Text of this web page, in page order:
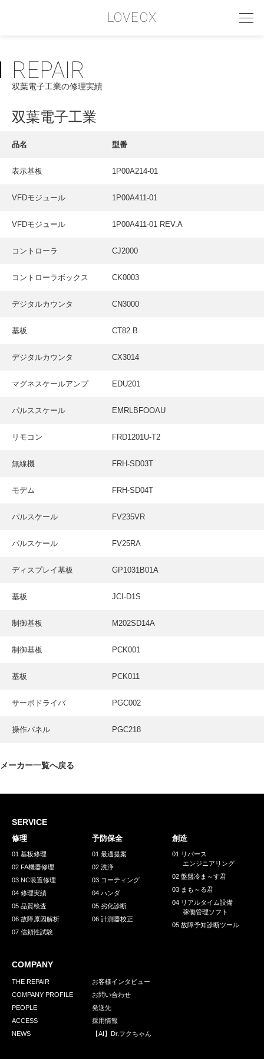
LOVEOX
PHILOSOPHY
フィロソフィー
COMPANY PROFILE
INTERVIEW
お客様インタビュー
RECRUIT
お問い合わせ
REPAIR
双葉電子工業の修理実績
双葉電子工業
品名 型番
表示基板 1P00A214-01
VFDモジュール 1P00A411-01
VFDモジュール 1P00A411-01 REV.A
コントローラ CJ2000
コントローラボックス CK0003
デジタルカウンタ CN3000
基板 CT82.B
デジタルカウンタ CX3014
マグネスケールアンプ EDU201
パルススケール EMRLBFOOAU
リモコン FRD1201U-T2
無線機 FRH-SD03T
モデム FRH-SD04T
パルスケール FV235VR
パルスケール FV25RA
ディスプレイ基板 GP1031B01A
基板 JCI-D1S
制御基板 M202SD14A
制御基板 PCK001
基板 PCK011
サーボドライバ PGC002
操作パネル PGC218
メーカー一覧へ戻る
SERVICE
修理
01 基板修理
02 FA機器修理
03 NC装置修理
04 修理実績
05 品質検査
06 故障原因解析
07 信頼性試験
予防保全
01 最適提案
02 洗浄
03 コーティング
04 ハンダ
05 劣化診断
06 計測器校正
創造
01 リバース
エンジニアリング
02 盤盤冷ま～す君
03 まも～る君
04 リアルタイム設備
稼働管理ソフト
05 故障予知診断ツール
COMPANY
THE REPAIR
COMPANY PROFILE
PEOPLE
ACCESS
NEWS
お客様インタビュー
お問い合わせ
発送先
採用情報
【AI】Dr.フクちゃん